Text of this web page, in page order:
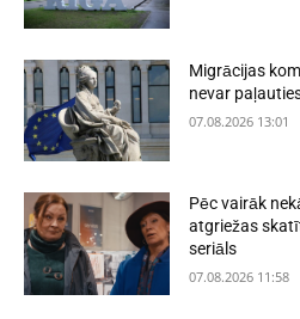
Migrācijas
nevar
07.08.2026 13:01
Pēc vairāk
atgriežas
seriāls
07.08.2026 11:58